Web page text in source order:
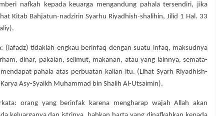
nafkah kepada keuarga mengandung pahala tersendiri, jika
Kitab Bahjatun-nadzirin Syarhu Riyadhish-shalihin, Jilid 1 Hal. 33
(lafadz) tidaklah engkau berinfaq dengan suatu infaq, maksudnya
dinar, pakaian, selimut, makanan, atau yang lainnya, semata-
pahala atas perbuatan kalian itu. (Lihat Syarh Riyadhish-
Asy-Syaikh Muhammad bin Shalih Al-Utsaimin).
orang yang berinfak karena mengharap wajah Allah akan